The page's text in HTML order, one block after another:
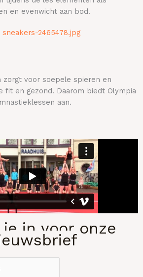
en evenwicht aan bod.
zorgt voor soepele spieren en
fit en gezond. Daarom biedt Olympia
aan.
in voor onze